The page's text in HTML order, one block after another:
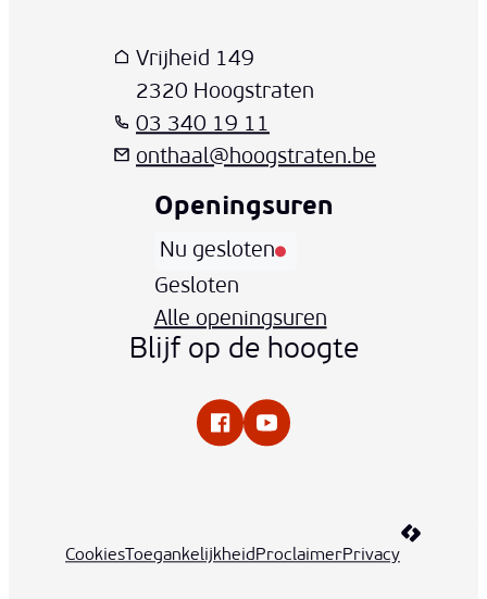
Vrijheid 149
,2320 Hoogstraten
03 340 19 11
onthaal@hoogstraten.be
Openingsuren
Vandaag
Nu gesloten
Gesloten
Alle openingsuren
Blijf op de hoogte
FacebookYouTube
Cookies ToegankelijkheidProclaimerPrivacy
LCP nv